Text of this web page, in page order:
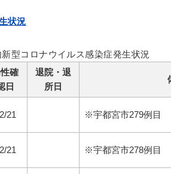
状況
型コロナウイルス感染症発生状況
確
日
退院・退
所日
21 ※宇都宮市279例目
21 ※宇都宮市278例目